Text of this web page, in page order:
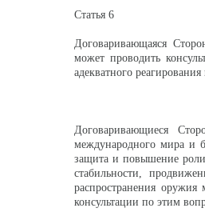
Статья 6
Договаривающаяся
может проводить
адекватного
Договаривающиеся
международного мира и
защита и повышение
стабильности,
распространения оружия
консультации по этим